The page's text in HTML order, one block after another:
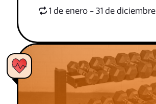
1 de enero - 31 de diciembre